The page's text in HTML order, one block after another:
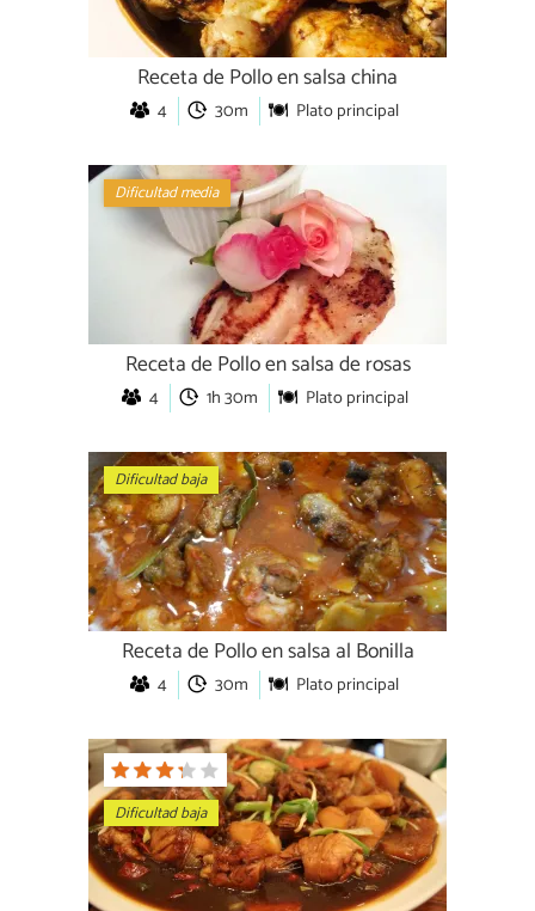
Receta de Pollo en salsa china
4 30m Plato principal
Dificultad media
Receta de Pollo en salsa de rosas
4 1h 30m Plato principal
Dificultad baja
Receta de Pollo en salsa al Bonilla
4 30m Plato principal
Dificultad baja